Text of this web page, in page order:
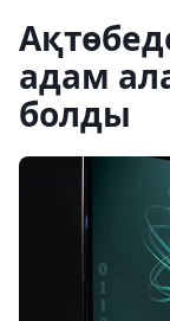
адам
болды